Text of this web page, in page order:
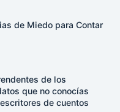
de Miedo para Contar
de los
que no conocías
de cuentos